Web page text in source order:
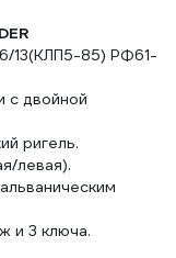
6/13(КЛП5-85) РФ61-
с двойной
ригель.
левая).
и 3 ключа.